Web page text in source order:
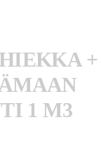
+
1 M3